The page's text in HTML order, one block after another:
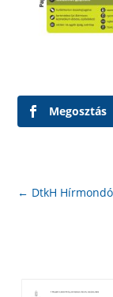
Megosztás
← DtkH